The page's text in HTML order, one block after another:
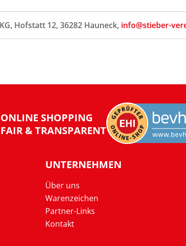
Hofstatt 12, 36282 Hauneck, info@stieber-
ONLINE SHOPPING
FAIR & TRANSPARENT
UNTERNEHMEN
Über uns
Warenzeichen
Partner-Links
Kontakt